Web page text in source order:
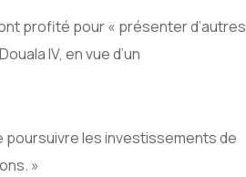
profité pour « présenter d’autres
IV, en vue d’un
poursuivre les investissements de
»